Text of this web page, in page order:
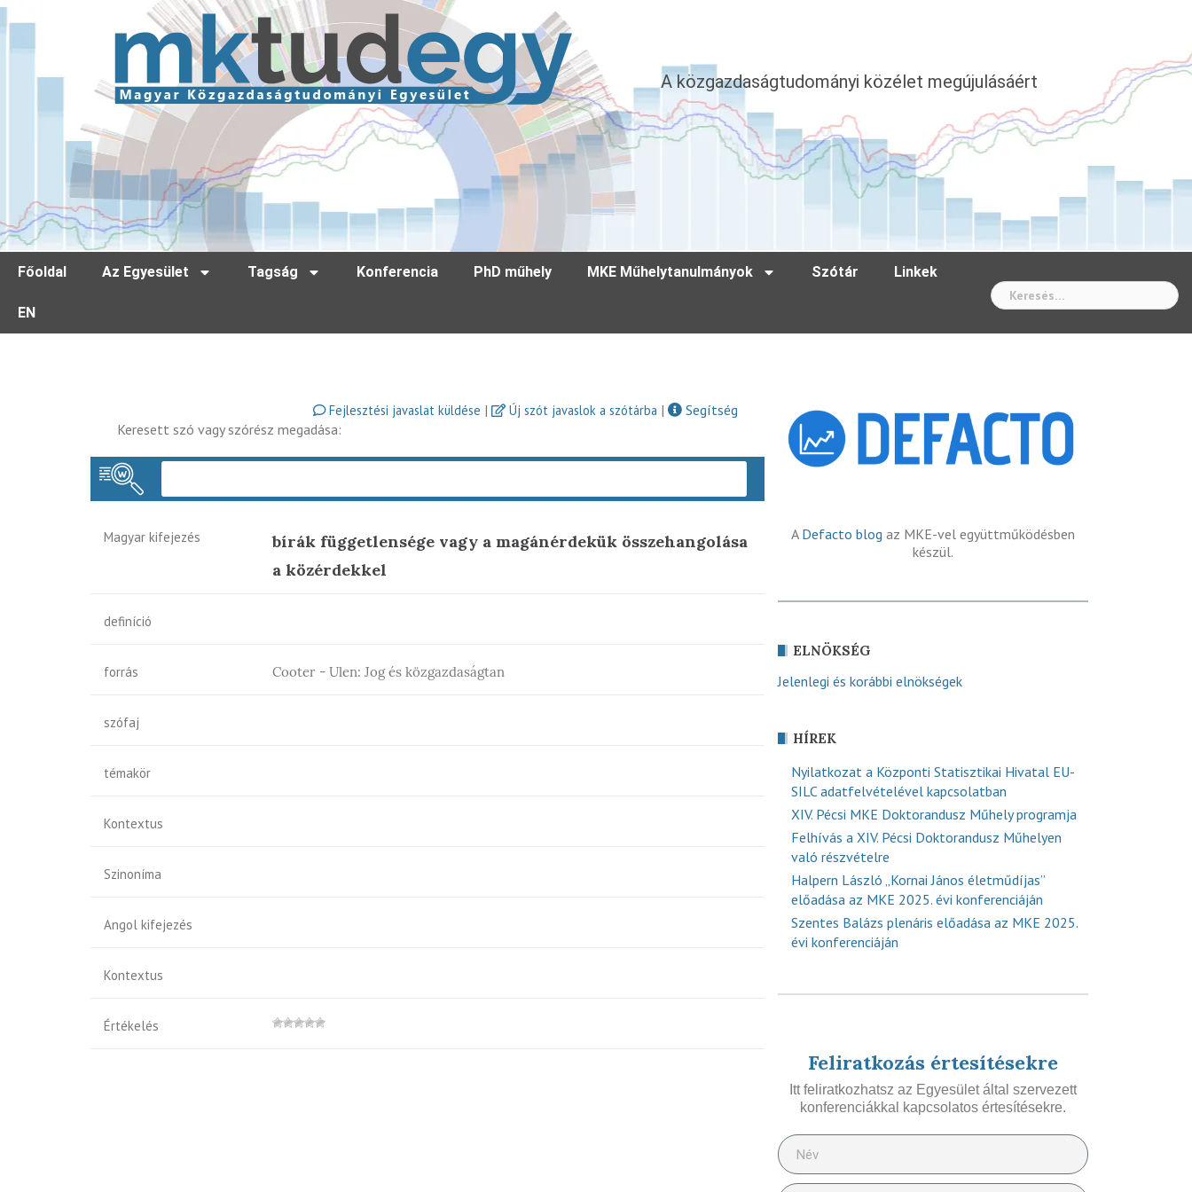
A közgazdaságtudományi közélet megújulásáért
Főoldal Az Egyesület Tagság Konferencia PhD műhely MKE Műhelytanulmányok Szótár Linkek
EN
Fejlesztési javaslat küldése | Új szót javaslok a szótárba |
Segítség
Keresett szó vagy szórész megadása:
Magyar kifejezés
bírák függetlensége vagy a magánérdekük összehangolása
a közérdekkel
definíció
forrás Cooter - Ulen: Jog és közgazdaságtan
szófaj
témakör
Kontextus
Szinoníma
Angol kifejezés
Kontextus
Értékelés
A Defacto blog az MKE-vel együttműködésben
készül.
ELNÖKSÉG
Jelenlegi és korábbi elnökségek
HÍREK
Nyilatkozat a Központi Statisztikai Hivatal EU-
SILC adatfelvételével kapcsolatban
XIV. Pécsi MKE Doktorandusz Műhely programja
Felhívás a XIV. Pécsi Doktorandusz Műhelyen
való részvételre
Halpern László „Kornai János életműdíjas”
előadása az MKE 2025. évi konferenciáján
Szentes Balázs plenáris előadása az MKE 2025.
évi konferenciáján
Feliratkozás értesítésekre
Itt feliratkozhatsz az Egyesület által szervezett
konferenciákkal kapcsolatos értesítésekre.